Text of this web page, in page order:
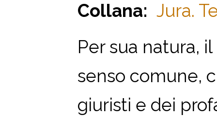
Collana: Jura.
Per sua natura,
senso comune,
giuristi e dei